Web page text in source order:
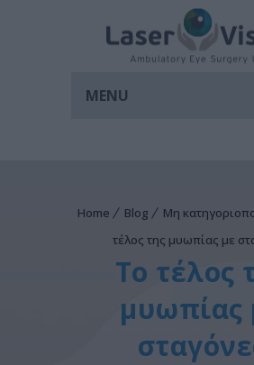
MENU
Home Blog Μη
τέλος της μυωπίας με
Το τέλος
μυωπίας